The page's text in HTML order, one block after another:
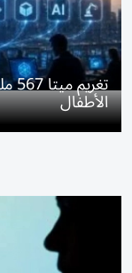
الأطفال